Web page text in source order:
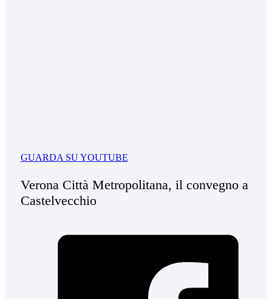
GUARDA SU YOUTUBE
Verona Città Metropolitana, il convegno a
Castelvecchio